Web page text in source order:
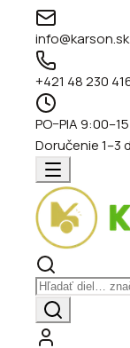
info@karson.sk
+421 48 230
PO–PIA
Doručenie 1–3